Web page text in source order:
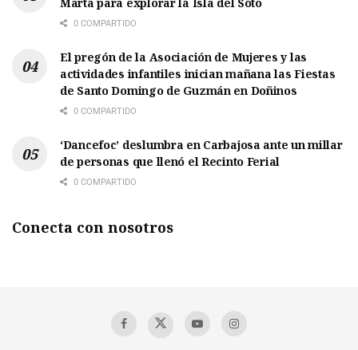
0 COMPARTIDO
El pregón de la Asociación de Mujeres y las
actividades infantiles inician mañana las Fiestas
de Santo Domingo de Guzmán en Doñinos
0 COMPARTIDO
‘Dancefoc’ deslumbra en Carbajosa ante un millar
de personas que llenó el Recinto Ferial
0 COMPARTIDO
Conecta con nosotros